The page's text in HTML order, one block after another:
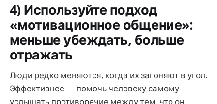
4) Используйте подход
«мотивационное общение»:
меньше убеждать, больше
отражать
Люди редко меняются, когда их загоняют в угол.
Эффективнее — помочь человеку самому
услышать противоречие между тем, что он